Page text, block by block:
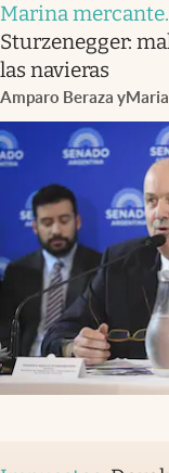
Marina mercante.
Sturzenegger:
las navieras
Amparo Beraza y